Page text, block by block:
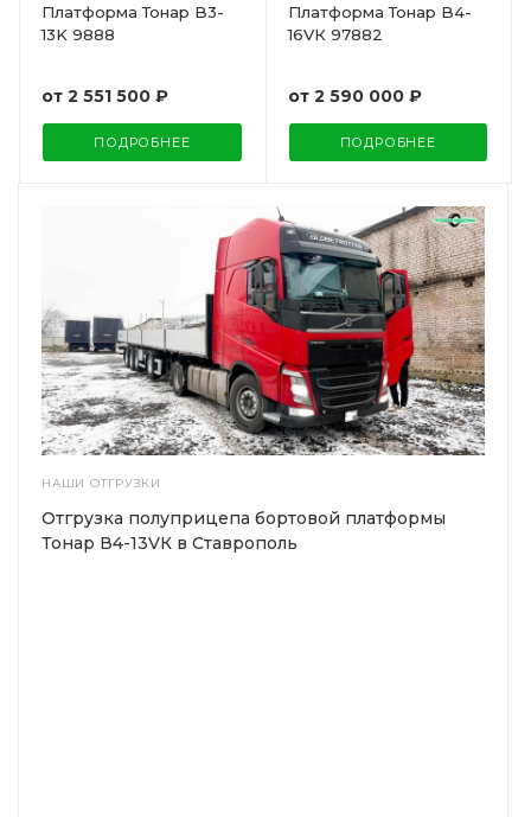
Платформа Тонар B3-
13K 9888
от 2 551 500 ₽
ПОДРОБНЕЕ
Платформа Тонар B4-
16VК 97882
от 2 590 000 ₽
ПОДРОБНЕЕ
НАШИ ОТГРУЗКИ
Отгрузка полуприцепа бортовой платформы
Тонар В4-13VК в Ставрополь